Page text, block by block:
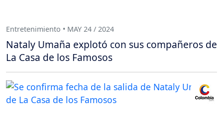
Entretenimiento • MAY 24 / 2024
Nataly Umaña explotó con sus compañeros de
La Casa de los Famosos